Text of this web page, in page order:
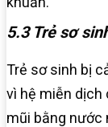
5.3 Trẻ sơ
Trẻ sơ sinh bị
vì hệ miễn dịch
mũi bằng nước